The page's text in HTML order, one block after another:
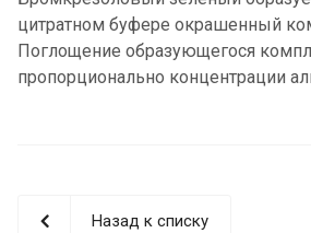
цитратном буфере окрашенный
Поглощение образующегося
пропорционально концентрации
Назад к списку